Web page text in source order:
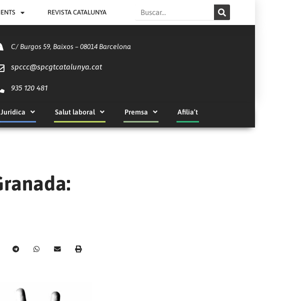
REVISTA CATALUNYA Search
C/ Burgos 59, Baixos – 08014 Barcelona
spccc@spcgtcatalunya.cat
935 120 481
Jurídica Salut laboral Premsa Afilia’t